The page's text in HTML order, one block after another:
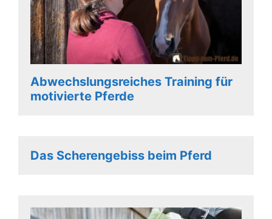
Abwechslungsreiches Training für
motivierte Pferde
Das Scherengebiss beim Pferd